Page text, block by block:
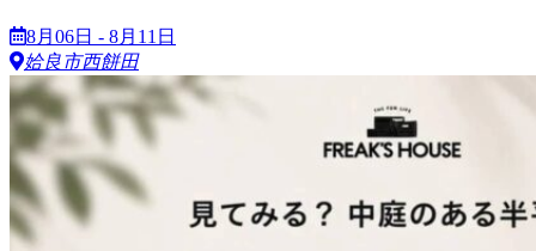
8月06日 - 8月11日
姶良市西餅田